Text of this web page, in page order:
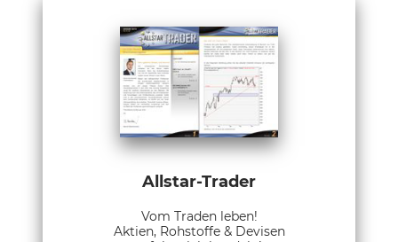
Allstar-Trader
Vom Traden leben!
Aktien, Rohstoffe & Devisen